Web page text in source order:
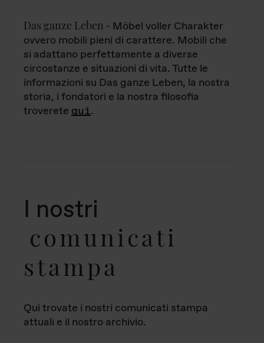
Das ganze Leben - Möbel voller Charakter
ovvero mobili pieni di carattere. Mobili che
si adattano perfettamente a diverse
circostanze e situazioni di vita. Tutte le
informazioni su Das ganze Leben, la nostra
storia, i fondatori e la nostra filosofia
troverete qui.
I nostri
comunicati
stampa
Qui trovate i nostri comunicati stampa
attuali e il nostro archivio.